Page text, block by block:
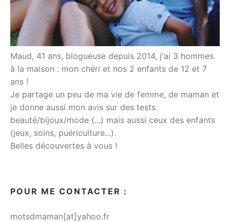
Maud, 41 ans, blogueuse depuis 2014, j'ai 3 hommes
à la maison : mon chéri et nos 2 enfants de 12 et 7
ans !
Je partage un peu de ma vie de femme, de maman et
je donne aussi mon avis sur des tests
beauté/bijoux/mode (...) mais aussi ceux des enfants
(jeux, soins, puériculture...).
Belles découvertes à vous !
POUR ME CONTACTER :
motsdmaman[at]yahoo.fr